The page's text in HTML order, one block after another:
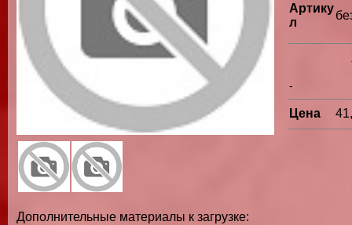
Дополнительные материалы к загрузке:
Артику
л
-
Цена